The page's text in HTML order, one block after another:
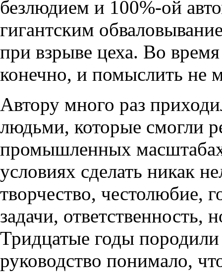
безлюдием и 100%-ой
гигантским
при взрыве цеха. Во
конечно, и помыслить не
Автору много раз
людьми, которые смогли
промышленных
условиях сделать никак
творчество, честолюбие,
задачи, ответственность,
Тридцатые годы
руководство понимало,